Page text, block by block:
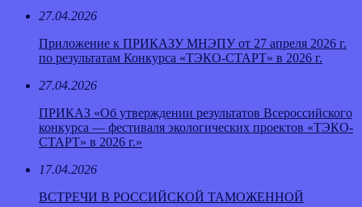
27.04.2026
Приложение к ПРИКАЗУ МНЭПУ от 27 апреля 2026 г.
по результатам Конкурса «ТЭКО-СТАРТ» в 2026 г.
27.04.2026
ПРИКАЗ «Об утверждении результатов Всероссийского
конкурса — фестиваля экологических проектов «ТЭКО-
СТАРТ» в 2026 г.»
17.04.2026
ВСТРЕЧИ В РОССИЙСКОЙ ТАМОЖЕННОЙ